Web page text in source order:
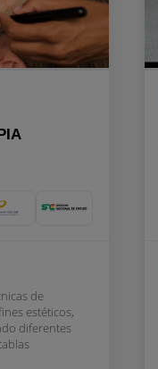
de
estéticos,
diferentes